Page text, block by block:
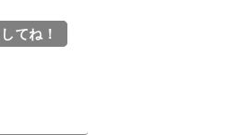
てね！